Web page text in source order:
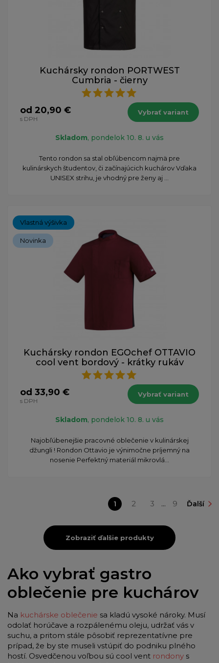
Kuchársky rondon PORTWEST
Cumbria - čierny
od 20,90 €
s DPH
Vybrať variant
Skladom, pondelok 10. 8. u vás
​Tento rondon sa stal obľúbencom najmä pre
kulinárskych študentov, či začínajúcich kuchárov Vďaka
UNISEX strihu, je vhodný pre ženy aj ...
Vlastná výšivka
Novinka
Kuchársky rondon EGOchef OTTAVIO
cool vent bordový - krátky rukáv
od 33,90 €
s DPH
Vybrať variant
Skladom, pondelok 10. 8. u vás
​Najobľúbenejšie pracovné oblečenie v kulinárskej
džungli ! Rondon Ottavio je výnimočne príjemný na
nosenie Perfektný materiál mikrovlá...
1 2 3 ... 9 Ďalší
Zobraziť ďalšie produkty
Ako vybrať gastro
oblečenie pre kuchárov
Na kuchárske oblečenie sa kladú vysoké nároky. Musí
odolať horúčave a rozpálenému oleju, udržať vás v
suchu, a pritom stále pôsobiť reprezentatívne pre
prípad, že by ste museli vstúpiť do podniku plného
hostí. Osvedčenou voľbou sú cool vent rondony s